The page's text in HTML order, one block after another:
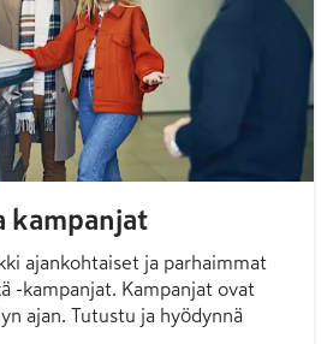
kampanjat
ajankohtaiset ja parhaimmat
-kampanjat. Kampanjat ovat
ajan. Tutustu ja hyödynnä